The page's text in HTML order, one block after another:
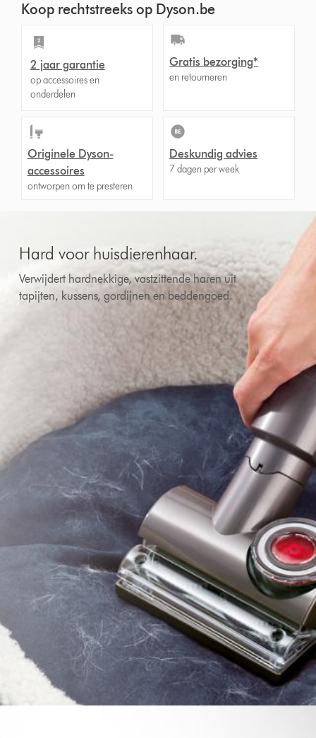
Koop rechtstreeks op Dyson.be
2 jaar garantie
op accessoires en
onderdelen
Gratis bezorging*
en retourneren
Originele Dyson-
accessoires
ontworpen om te presteren
Deskundig advies
7 dagen per week
Hard voor huisdierenhaar.
Verwijdert hardnekkige, vastzittende haren uit
tapijten, kussens, gordijnen en beddengoed.